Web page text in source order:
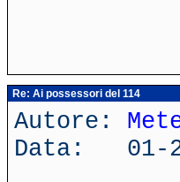
Re: Ai possessori del 114
Autore:
Data: 01-